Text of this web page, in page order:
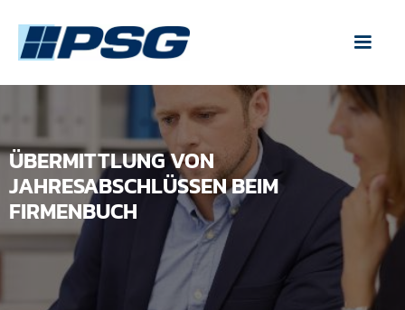
ÜBERMITTLUNG VON
JAHRESABSCHLÜSSEN BEIM
FIRMENBUCH